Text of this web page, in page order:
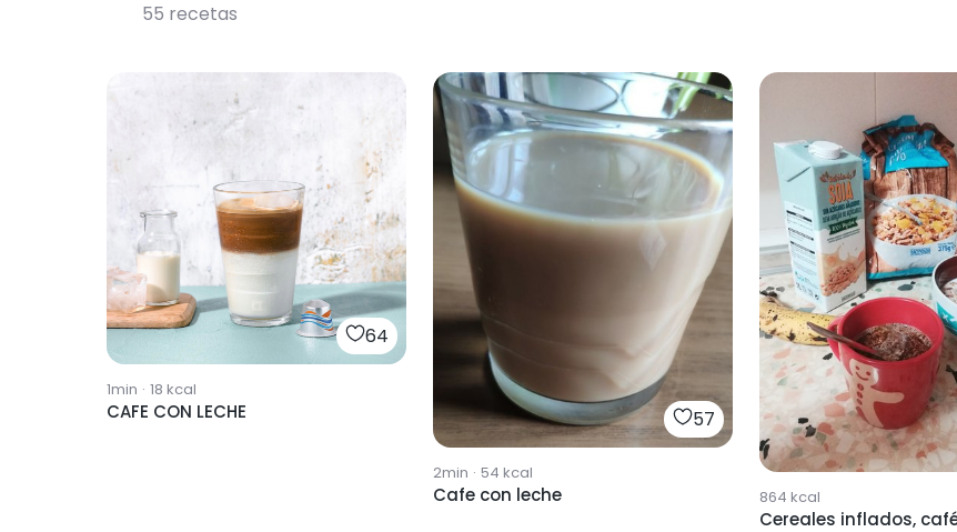
55 recetas
64
1min · 18 kcal
CAFE CON LECHE 57
2min · 54 kcal
Cafe con leche 864 kcal
Cereales inflados,